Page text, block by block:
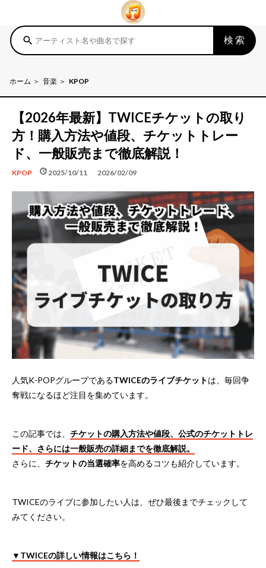
search 検索
ホーム 音楽 KPOP
【2026年最新】TWICEチケットの取り
方！購入方法や値段、チケットトレー
ド、一般販売まで徹底解説！
KPOP schedule 2025/10/11
update 2026/02/09
人気K-POPグループであるTWICEのライブチケットは、毎回争
奪戦になるほど注目を集めています。
この記事では、 チケットの購入方法や値段、公式のチケットトレ
ード、さらには一般販売の詳細までを徹底解説。
さらに、 チケットの当選確率を高めるコツも紹介しています。
TWICEのライブに参加したい人は、ぜひ最後までチェックして
みてください。
▼TWICEの詳しい情報はこちら！